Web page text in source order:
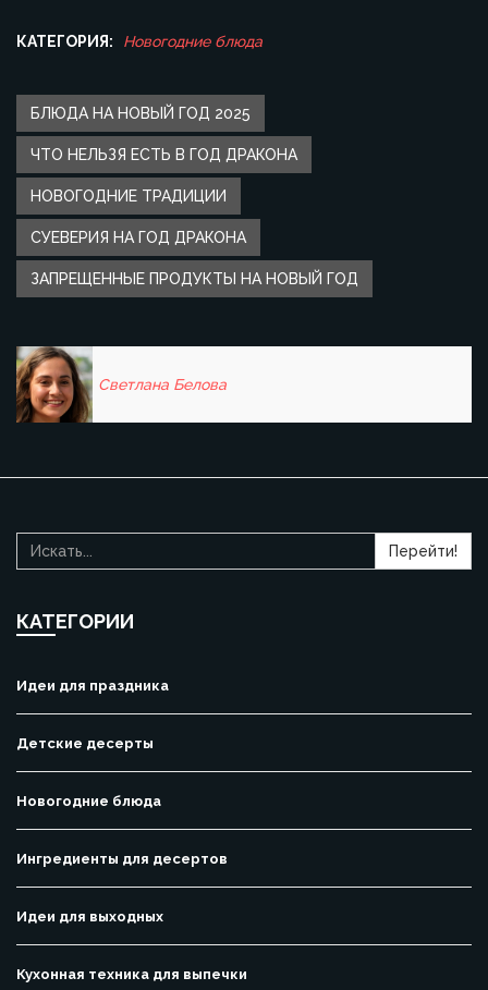
КАТЕГОРИЯ: Новогодние блюда
БЛЮДА НА НОВЫЙ ГОД 2025
ЧТО НЕЛЬЗЯ ЕСТЬ В ГОД ДРАКОНА
НОВОГОДНИЕ ТРАДИЦИИ
СУЕВЕРИЯ НА ГОД ДРАКОНА
ЗАПРЕЩЕННЫЕ ПРОДУКТЫ НА НОВЫЙ ГОД
Светлана Белова
Перейти!
КАТЕГОРИИ
Идеи для праздника
Детские десерты
Новогодние блюда
Ингредиенты для десертов
Идеи для выходных
Кухонная техника для выпечки